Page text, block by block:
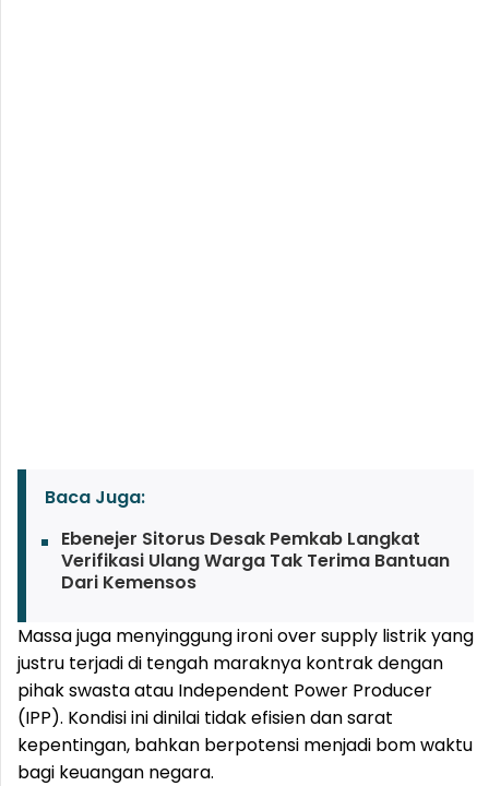
Baca Juga:
Ebenejer Sitorus Desak Pemkab Langkat
Verifikasi Ulang Warga Tak Terima Bantuan
Dari Kemensos
Massa juga menyinggung ironi over supply listrik yang
justru terjadi di tengah maraknya kontrak dengan
pihak swasta atau Independent Power Producer
(IPP). Kondisi ini dinilai tidak efisien dan sarat
kepentingan, bahkan berpotensi menjadi bom waktu
bagi keuangan negara.